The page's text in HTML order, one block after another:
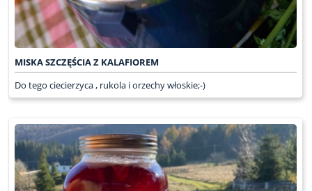
MISKA SZCZĘŚCIA Z KALAFIOREM
Do tego ciecierzyca , rukola i orzechy włoskie;-)